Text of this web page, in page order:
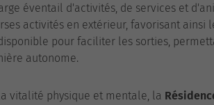
éventail d'activités, de services et
activités en extérieur, favorisant ainsi
pour faciliter les sorties,
autonome.
vitalité physique et mentale, la